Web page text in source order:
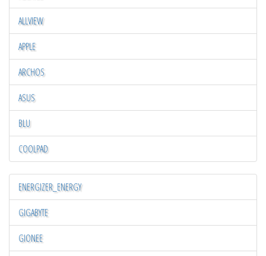
ALLVIEW
APPLE
ARCHOS
ASUS
BLU
COOLPAD
ENERGIZER_ENERGY
GIGABYTE
GIONEE